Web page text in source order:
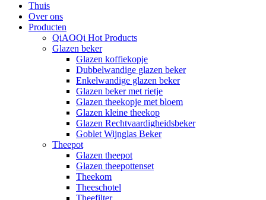
Thuis
Over ons
Producten
QiAOQi Hot Products
Glazen beker
Glazen koffiekopje
Dubbelwandige glazen beker
Enkelwandige glazen beker
Glazen beker met rietje
Glazen theekopje met bloem
Glazen kleine theekop
Glazen Rechtvaardigheidsbeker
Goblet Wijnglas Beker
Theepot
Glazen theepot
Glazen theepottenset
Theekom
Theeschotel
Theefilter